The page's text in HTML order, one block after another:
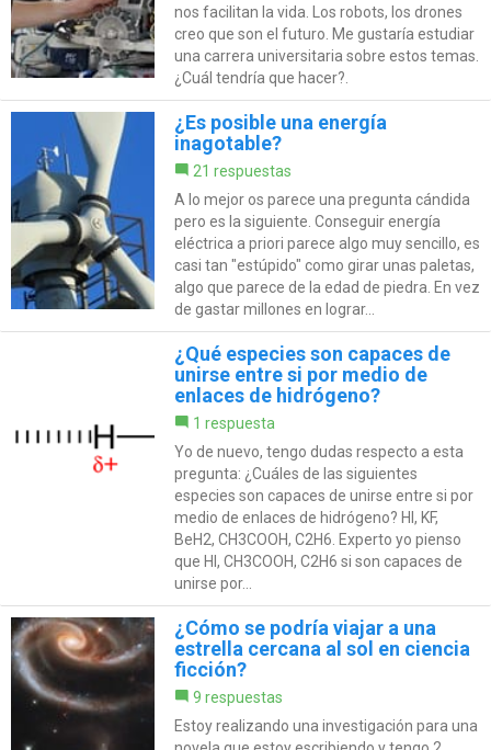
nos facilitan la vida. Los robots, los drones
creo que son el futuro. Me gustaría estudiar
una carrera universitaria sobre estos temas.
¿Cuál tendría que hacer?.
¿Es posible una energía
inagotable?
21 respuestas
A lo mejor os parece una pregunta cándida
pero es la siguiente. Conseguir energía
eléctrica a priori parece algo muy sencillo, es
casi tan "estúpido" como girar unas paletas,
algo que parece de la edad de piedra. En vez
de gastar millones en lograr...
¿Qué especies son capaces de
unirse entre si por medio de
enlaces de hidrógeno?
1 respuesta
Yo de nuevo, tengo dudas respecto a esta
pregunta: ¿Cuáles de las siguientes
especies son capaces de unirse entre si por
medio de enlaces de hidrógeno? HI, KF,
BeH2, CH3COOH, C2H6. Experto yo pienso
que HI, CH3COOH, C2H6 si son capaces de
unirse por...
¿Cómo se podría viajar a una
estrella cercana al sol en ciencia
ficción?
9 respuestas
Estoy realizando una investigación para una